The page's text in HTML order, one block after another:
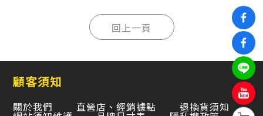
顧客須知
關於我們 直營店、經銷據點 退換貨須知